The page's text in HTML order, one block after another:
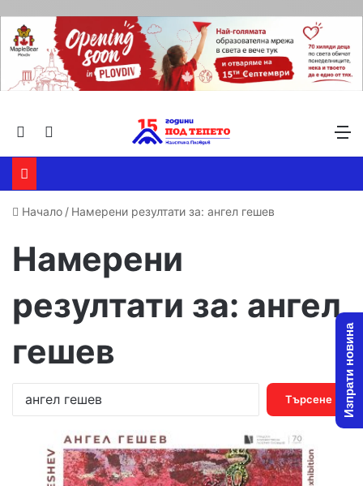
Търсене ...
Начало / Намерени резултати за: ангел гешев
Намерени
резултати за: ангел
гешев
Т
ъ
с
е
н
Изпрати новина